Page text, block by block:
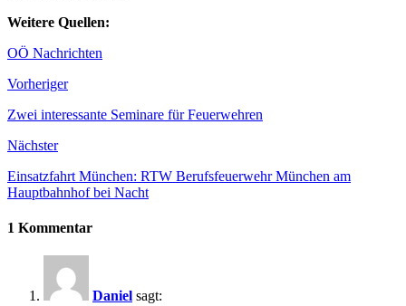
Weitere Quellen:
OÖ Nachrichten
Vorheriger
Zwei interessante Seminare für Feuerwehren
Nächster
Einsatzfahrt München: RTW Berufsfeuerwehr München am
Hauptbahnhof bei Nacht
1 Kommentar
Daniel sagt: